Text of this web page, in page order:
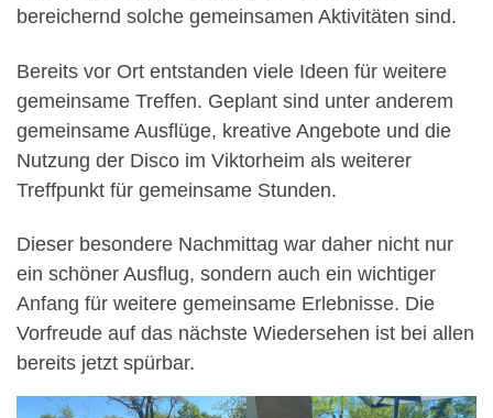
bereichernd solche gemeinsamen Aktivitäten sind.
Bereits vor Ort entstanden viele Ideen für weitere
gemeinsame Treffen. Geplant sind unter anderem
gemeinsame Ausflüge, kreative Angebote und die
Nutzung der Disco im Viktorheim als weiterer
Treffpunkt für gemeinsame Stunden.
Dieser besondere Nachmittag war daher nicht nur
ein schöner Ausflug, sondern auch ein wichtiger
Anfang für weitere gemeinsame Erlebnisse. Die
Vorfreude auf das nächste Wiedersehen ist bei allen
bereits jetzt spürbar.